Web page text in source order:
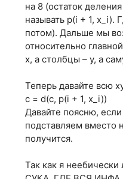
на 8 (остаток
называть p(i + 1, x_i).
потом). Дальше мы
относительно
х, а столбцы – y, а
Теперь давайте всю
c = d(c, p(i + 1, x_i))
Давайте поясню,
подставляем вместо
получится.
Так как я